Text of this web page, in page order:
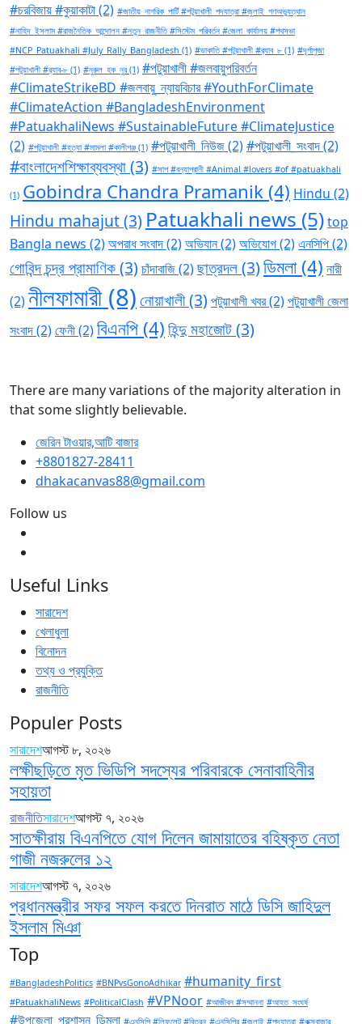
#চরবিজায় #কুয়াকাটা(2) #জাতীয়_নাগরিক_পার্টি #পটুয়াখালী_পদযাত্রা #জুলাই_গণঅভ্যুত্থান
#নাহিদ_ইসলাম #রাজনৈতিক_আন্দোলন #নতুন_রাজনীতি #সিস্টেম_পরিবর্তন #জেলা_কার্যালয় #পথসভা
#NCP_Patuakhali #July_Rally_Bangladesh (1) #ডাকাতি #পটুয়াখালী #র‍্যাব_৮ (1) #দূর্গাপুজা
#পটুয়াখালী #র‍্যাব-৮ (1) #নুরুল_হক_নুর(1) #পটুয়াখালী #জলবায়ুপরিবর্তন
#ClimateStrikeBD #জলবায়ু_ন্যায়বিচার #YouthForClimate
#ClimateAction #BangladeshEnvironment
#PatuakhaliNews #SustainableFuture #ClimateJustice
(2) #পটুয়াখালী #হত্যা #মামলা #কালীগঞ্জ (1) #পটুয়াখালী_নিউজ(2) #পটুয়াখালী_সংবাদ(2)
#বাংলাদেশশিক্ষাব্যবস্থা(3) #সাপ #বন্যাপ্রানী #Animal #lovers #of #patuakhali
(1) Gobindra Chandra Pramanik (4) Hindu (2)
Hindu mahajut(3) Patuakhali news (5)top
Bangla news (2) অপরাধ সংবাদ(2) অভিযান(2) অভিযোগ(2) এনসিপি(2)
গোবিন্দ চন্দ্র প্রামাণিক(3) চাঁদাবাজি(2) ছাত্রদল(3)ডিমলা(4) নারী
(2) নীলফামারী(8)নোয়াখালী(3) পটুয়াখালী খবর(2) পটুয়াখালী জেলা
সংবাদ(2) ফেনী(2) বিএনপি (4)হিন্দু মহাজোট(3)
There are many variations of the majority alteration in
that some slightly believable.
জেরিন টাওয়ার,আটি বাজার
+8801827-28411
dhakacanvas88@gmail.com
Follow us
Useful Links
সারাদেশ
খেলাধুলা
বিনোদন
তথ্য ও প্রযুক্তি
রাজনীতি
Populer Posts
সারাদেশআগস্ট ৮, ২০২৬
লক্ষীছড়িতে মৃত ভিডিপি সদস্যের পরিবারকে সেনাবাহিনীর
সহায়তা
রাজনীতিসারাদেশআগস্ট ৭, ২০২৬
সাতক্ষীরায় বিএনপিতে যোগ দিলেন জামায়াতের বহিষ্কৃত নেতা
গাজী নজরুলের ১২
সারাদেশআগস্ট ৭, ২০২৬
প্রধানমন্ত্রীর সফর সফল করতে দিনরাত মাঠে ডিসি জাহিদুল
ইসলাম মিঞা
Top
#BangladeshPolitics #BNPvsGonoAdhikar #humanity_first
#PatuakhaliNews #PoliticalClash #VPNoor #আজীবন #সম্মাননা #আহত_সংঘর্ষ
#উপজেলা_প্রশাসন_ডিমলা